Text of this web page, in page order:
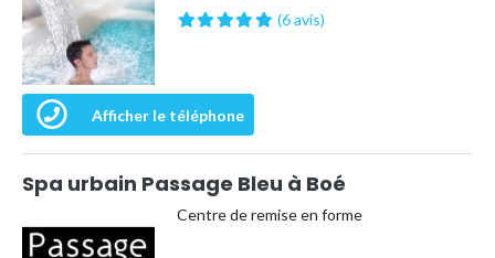
(6 avis)
Afficher le téléphone
Spa urbain Passage Bleu à Boé
Centre de remise en forme